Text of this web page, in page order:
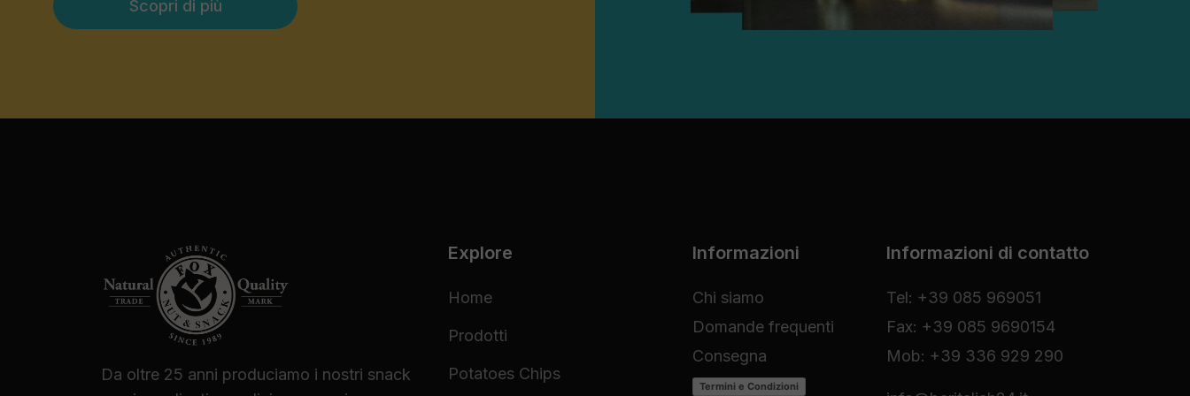
Scopri di più
Da oltre 25 anni produciamo i nostri snack
Explore
Home
Prodotti
Potatoes Chips
Informazioni
Chi siamo
Domande frequenti
Consegna
Termini e Condizioni
Informazioni di contatto
Tel: +39 085 969051
Fax: +39 085 9690154
Mob: +39 336 929 290